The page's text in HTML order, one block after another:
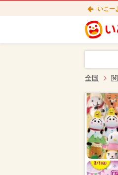
いこー
全国